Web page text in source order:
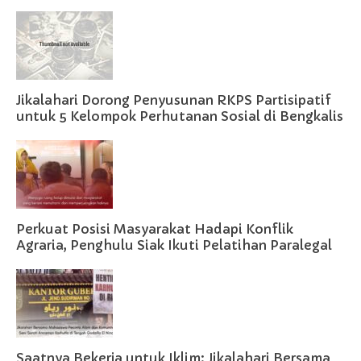
Jikalahari Dorong Penyusunan RKPS Partisipatif
untuk 5 Kelompok Perhutanan Sosial di Bengkalis
Perkuat Posisi Masyarakat Hadapi Konflik
Agraria, Penghulu Siak Ikuti Pelatihan Paralegal